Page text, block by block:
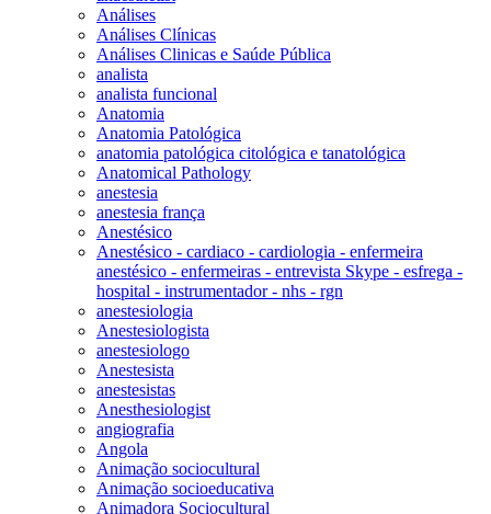
Análises
Análises Clínicas
Análises Clinicas e Saúde Pública
analista
analista funcional
Anatomia
Anatomia Patológica
anatomia patológica citológica e tanatológica
Anatomical Pathology
anestesia
anestesia frança
Anestésico
Anestésico - cardiaco - cardiologia - enfermeira
anestésico - enfermeiras - entrevista Skype - esfrega -
hospital - instrumentador - nhs - rgn
anestesiologia
Anestesiologista
anestesiologo
Anestesista
anestesistas
Anesthesiologist
angiografia
Angola
Animação sociocultural
Animação socioeducativa
Animadora Sociocultural